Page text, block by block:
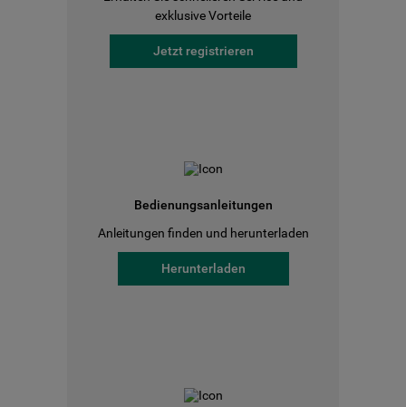
exklusive Vorteile
Jetzt registrieren
Bedienungsanleitungen
Anleitungen finden und herunterladen
Herunterladen